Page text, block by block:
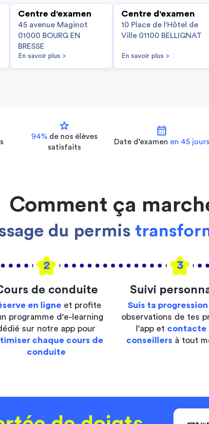
Centre d'examen
45 avenue Maginot
01000 BOURG EN
BRESSE
En savoir plus >
Centre d'examen
10 Place de l'Hôtel de
Ville 01100 BELLIGNAT
En savoir plus >
star
94% de nos élèves
satisfaits
calendar_month
Date d’examen en 45 jours
Comment ça
du permis
2 3
de conduite
en ligne et profite
programme d'e-learning
sur notre app pour
chaque cours de
conduite
Suivi
Suis ta progression
observations de tes
l'app et contacte
conseillers à tout